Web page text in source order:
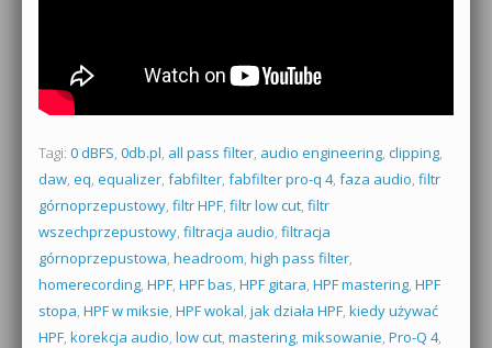
Tagi: 0 dBFS, 0db.pl, all pass filter, audio engineering, clipping,
daw, eq, equalizer, fabfilter, fabfilter pro-q 4, faza audio, filtr
górnoprzepustowy, filtr HPF, filtr low cut, filtr
wszechprzepustowy, filtracja audio, filtracja
górnoprzepustowa, headroom, high pass filter,
homerecording, HPF, HPF bas, HPF gitara, HPF mastering, HPF
stopa, HPF w miksie, HPF wokal, jak działa HPF, kiedy używać
HPF, korekcja audio, low cut, mastering, miksowanie, Pro-Q 4,